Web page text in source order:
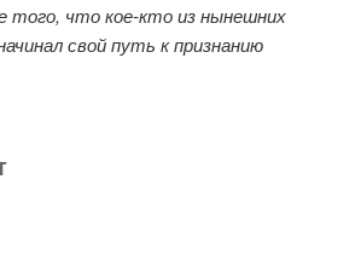
того, что кое-кто из нынешних
свой путь к признанию